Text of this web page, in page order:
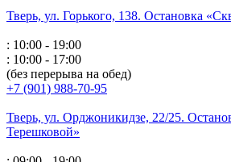
Тверь, ул. Горького, 138. Остановка
: 10:00 - 19:00
: 10:00 - 17:00
(без перерыва на обед)
+7 (901) 988-70-95
Тверь, ул. Орджоникидзе, 22/25.
Терешковой»